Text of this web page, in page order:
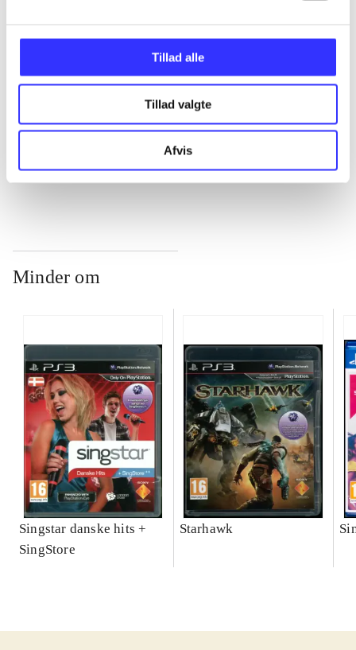
Tillad alle
Tillad valgte
Afvis
Minder om
Singstar danske hits +
SingStore
Starhawk